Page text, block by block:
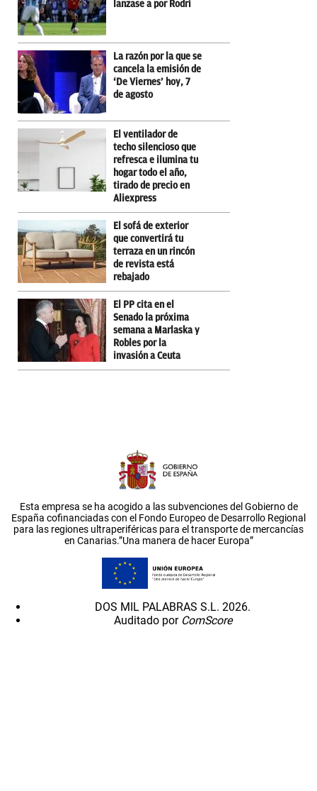
lanzase a por Rodri
La razón por la que se
cancela la emisión de
‘De Viernes’ hoy, 7
de agosto
El ventilador de
techo silencioso que
refresca e ilumina tu
hogar todo el año,
tirado de precio en
Aliexpress
El sofá de exterior
que convertirá tu
terraza en un rincón
de revista está
rebajado
El PP cita en el
Senado la próxima
semana a Marlaska y
Robles por la
invasión a Ceuta
Esta empresa se ha acogido a las subvenciones del Gobierno de
España cofinanciadas con el Fondo Europeo de Desarrollo Regional
para las regiones ultraperiféricas para el transporte de mercancías
en Canarias.”Una manera de hacer Europa”
DOS MIL PALABRAS S.L. 2026.
Auditado por ComScore